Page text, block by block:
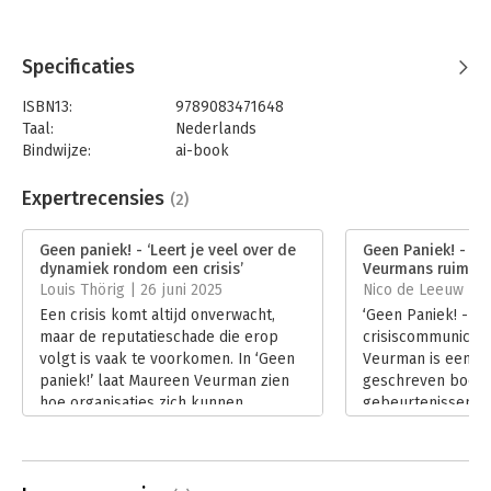
Specificaties
ISBN13:
9789083471648
Taal:
Nederlands
Bindwijze:
ai-book
Uitgever:
Uitgeverij Durden (UP-Communicatie)
Expertrecensies (2)
Geen paniek! - ‘Leert je veel over de
dynamiek rondom een crisis’
Louis Thörig | 26 juni 2025
Een crisis komt altijd onverwacht,
maar de reputatieschade die erop
volgt is vaak te voorkomen. In ‘Geen
paniek!’ laat Maureen Veurman zien
hoe organisaties zich kunnen
Geen Paniek! -
Veurmans ruime
Nico de Leeuw |
‘Geen Paniek! -
Veurman is een
geschreven boek
gebeurtenissen